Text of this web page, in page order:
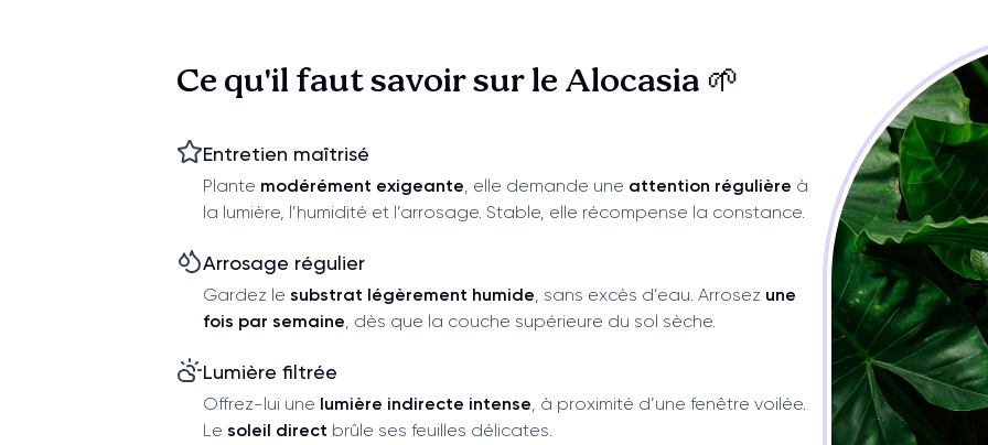
Ce qu'il faut savoir sur le Alocasia 🌱
Entretien maîtrisé
Plante modérément exigeante , elle demande une attention régulière à
la lumière, l’humidité et l’arrosage. Stable, elle récompense la constance.
Arrosage régulier
Gardez le substrat légèrement humide , sans excès d’eau. Arrosez une
fois par semaine , dès que la couche supérieure du sol sèche.
Lumière filtrée
Offrez-lui une lumière indirecte intense , à proximité d’une fenêtre voilée.
Le soleil direct brûle ses feuilles délicates.